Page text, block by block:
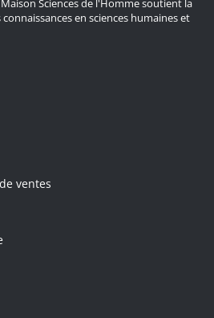
en sciences humaines et
ventes